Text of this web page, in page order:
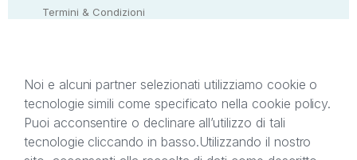
Termini & Condizioni
Il presente sito web è di proprietà di StreetLib S.r.l.
titolare di tutti i diritti di proprietà intellettuale
Noi e alcuni partner selezionati utilizziamo cookie o
tecnologie simili come specificato nella cookie policy.
Puoi acconsentire o declinare all’utilizzo di tali
tecnologie cliccando in basso.Utilizzando il nostro